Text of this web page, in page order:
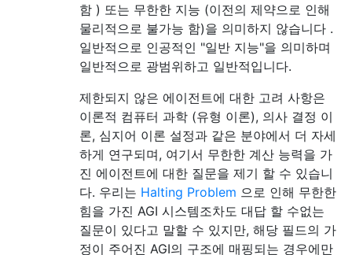
함 ) 또는 무한한 지능 (이전의 제약으로 인해
물리적으로 불가능 함)을 의미하지 않습니다 .
일반적으로 인공적인 "일반 지능"을 의미하며
일반적으로 광범위하고 일반적입니다.
제한되지 않은 에이전트에 대한 고려 사항은
이론적 컴퓨터 과학 (유형 이론), 의사 결정 이
론, 심지어 이론 설정과 같은 분야에서 더 자세
하게 연구되며, 여기서 무한한 계산 능력을 가
진 에이전트에 대한 질문을 제기 할 수 있습니
다. 우리는 Halting Problem 으로 인해 무한한
힘을 가진 AGI 시스템조차도 대답 할 수없는
질문이 있다고 말할 수 있지만, 해당 필드의 가
정이 주어진 AGI의 구조에 매핑되는 경우에만